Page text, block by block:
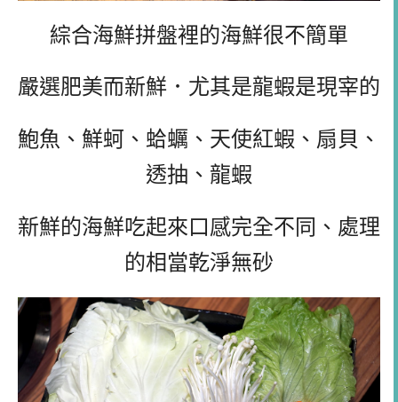
綜合海鮮拼盤裡的海鮮很不簡單
嚴選肥美而新鮮．尤其是龍蝦是現宰的
鮑魚、鮮蚵、蛤蠣、天使紅蝦、扇貝、
透抽、龍蝦
新鮮的海鮮吃起來口感完全不同、處理
的相當乾淨無砂